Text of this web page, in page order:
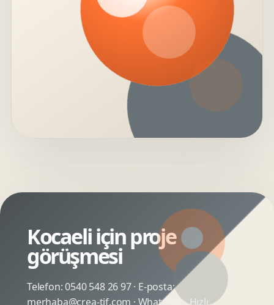
Kocaeli için proje
görüşmesi
Telefon:0540 548 26 97· E-posta:
merhaba@crea-tif.com · WhatsApp:Hızlı